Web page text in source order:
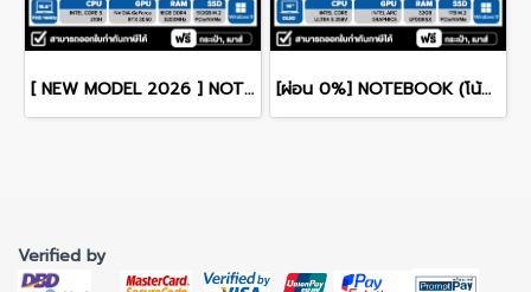
[ NEW MODEL 2026 ] NOTEBOOK (โน๊ตบุ๊ค) ACER ASPIRE 7 A715-59G-59Y6 15.6" FHD 144Hz/CORE 5-210H/16GB/SSD 512GB/RTX3050 รับประกันซ่อมฟรีถึงบ้าน 3ปี [ผ่อน 0%] NOTEBOOK (โน้ตบุ๊ก) ACER SWIFT GO 14 AI SFG14-75-5880 14" OLED /CORE ULTRA 5 228V/RAM 32GB/SSD 1TB/WINDOWS 11+OFFICE รับประกันศูนย์ไทย 3ปี
Verified by